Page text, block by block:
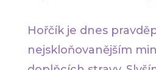
Hořčík je dnes
nejskloňovanějším